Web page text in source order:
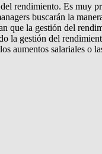
rendimiento. Es muy
buscarán la
la gestión del
la gestión del
aumentos salariales o